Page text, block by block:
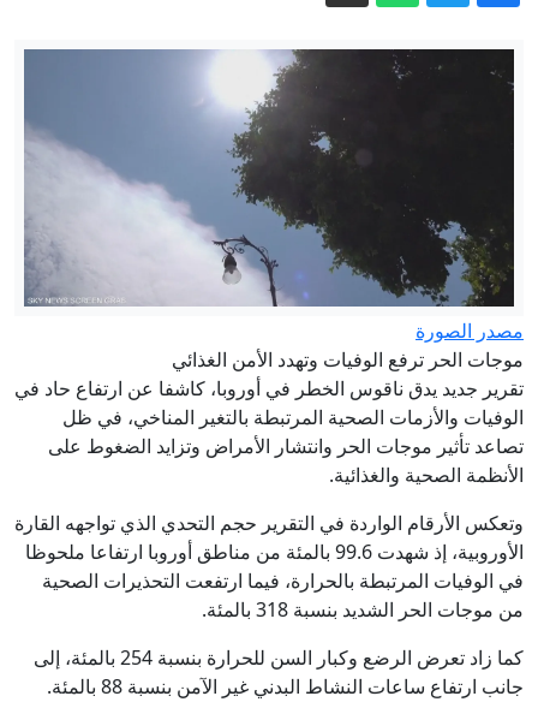
من 10 أطنان من الحشيش
نزوح آلاف السودانيين إلى تشاد جراء
اشتباكات غربي دارفور
كوميك كون أستانا يجذب نجوم العالم وآلاف
محبي الكوسبلاي إلى كازاخستان
رئيس كولومبيا الجديد يشن أولى عملياته
ضد المتمردين وبنما تعزز أمن حدودها
كوبرنيكوس:غرب أوروبا يسجل درجات
أنهار أوروبا تتجه نحو الجفاف: هذه هي
العواقب
مصدر الصورة
موجات الحر ترفع الوفيات وتهدد الأمن الغذائي
تقرير جديد يدق ناقوس الخطر في أوروبا، كاشفا عن ارتفاع حاد في
الوفيات والأزمات الصحية المرتبطة بالتغير المناخي، في ظل
تصاعد تأثير موجات الحر وانتشار الأمراض وتزايد الضغوط على
الأنظمة الصحية والغذائية.
وتعكس الأرقام الواردة في التقرير حجم التحدي الذي تواجهه القارة
الأوروبية، إذ شهدت 99.6 بالمئة من مناطق أوروبا ارتفاعا ملحوظا
في الوفيات المرتبطة بالحرارة، فيما ارتفعت التحذيرات الصحية
من موجات الحر الشديد بنسبة 318 بالمئة.
كما زاد تعرض الرضع وكبار السن للحرارة بنسبة 254 بالمئة، إلى
جانب ارتفاع ساعات النشاط البدني غير الآمن بنسبة 88 بالمئة.